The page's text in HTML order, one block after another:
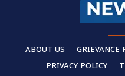
ABOUT US GRIEVANCE
PRIVACY POLICY